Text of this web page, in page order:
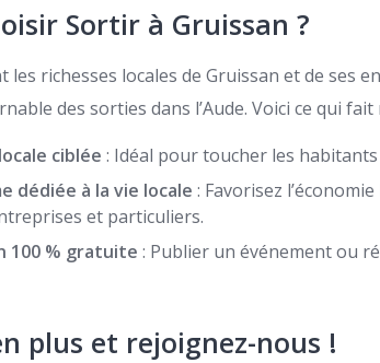
Sortir à Gruissan ?
les richesses locales de Gruissan et de ses
des sorties dans l’Aude. Voici ce qui
ciblée : Idéal pour toucher les
dédiée à la vie locale : Favorisez
et particuliers.
100 % gratuite : Publier un événement ou
plus et rejoignez-nous !